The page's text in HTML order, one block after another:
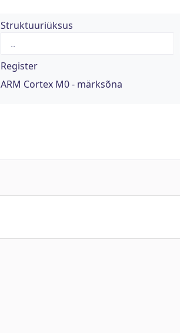
Struktuuriüksus
Register
ARM Cortex M0 - märksõna